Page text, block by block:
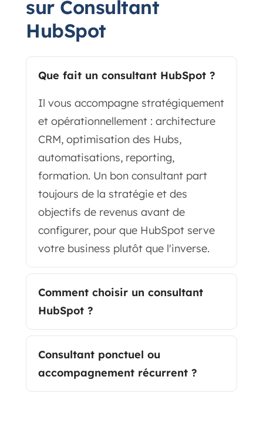
sur Consultant
HubSpot
Que fait un consultant HubSpot ?
Il vous accompagne stratégiquement
et opérationnellement : architecture
CRM, optimisation des Hubs,
automatisations, reporting,
formation. Un bon consultant part
toujours de la stratégie et des
objectifs de revenus avant de
configurer, pour que HubSpot serve
votre business plutôt que l'inverse.
Comment choisir un consultant
HubSpot ?
Consultant ponctuel ou
accompagnement récurrent ?